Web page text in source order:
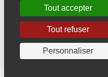
(peacebuilding)
valables pour concevoir
œuvre de la
respect du droit
légitimes de toutes les
Tout accepter
Tout refuser
Personnaliser